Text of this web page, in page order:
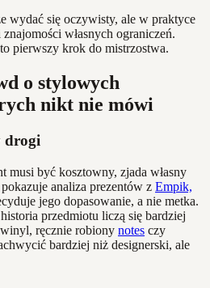
wydać się oczywisty, ale w praktyce
własnych ograniczeń.
pierwszy krok do mistrzostwa.
o stylowych
nikt nie mówi
drogi
musi być kosztowny, zjada własny
analiza prezentów z Empik,
jego dopasowanie, a nie metka.
przedmiotu liczą się bardziej
ręcznie robiony notes czy
bardziej niż designerski, ale